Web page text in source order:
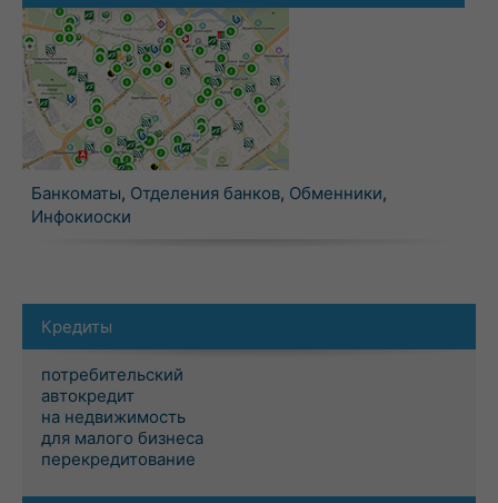
Банкоматы, Отделения банков, Обменники,
Инфокиоски
Кредиты
потребительский
автокредит
на недвижимость
для малого бизнеса
перекредитование